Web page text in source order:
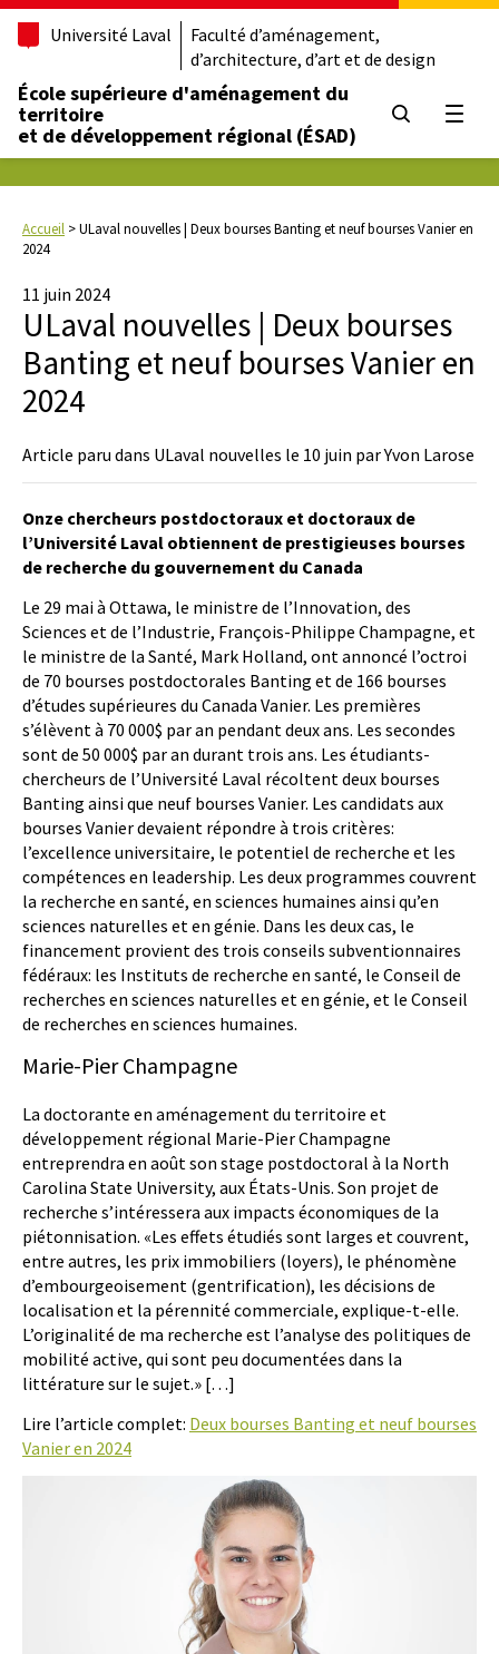
Université Laval
Faculté d’aménagement,
d’architecture, d’art et de design
École supérieure d'aménagement du
territoire
et de développement régional (ÉSAD)
Accueil >ULaval nouvelles | Deux bourses Banting et neuf bourses Vanier en
2024
11 juin 2024
ULaval nouvelles | Deux bourses
Banting et neuf bourses Vanier en
2024
Article paru dans ULaval nouvelles le 10 juin par Yvon Larose
Onze chercheurs postdoctoraux et doctoraux de
l’Université Laval obtiennent de prestigieuses bourses
de recherche du gouvernement du Canada
Le 29 mai à Ottawa, le ministre de l’Innovation, des
Sciences et de l’Industrie, François-Philippe Champagne, et
le ministre de la Santé, Mark Holland, ont annoncé l’octroi
de 70 bourses postdoctorales Banting et de 166 bourses
d’études supérieures du Canada Vanier. Les premières
s’élèvent à 70 000$ par an pendant deux ans. Les secondes
sont de 50 000$ par an durant trois ans. Les étudiants-
chercheurs de l’Université Laval récoltent deux bourses
Banting ainsi que neuf bourses Vanier. Les candidats aux
bourses Vanier devaient répondre à trois critères:
l’excellence universitaire, le potentiel de recherche et les
compétences en leadership. Les deux programmes couvrent
la recherche en santé, en sciences humaines ainsi qu’en
sciences naturelles et en génie. Dans les deux cas, le
financement provient des trois conseils subventionnaires
fédéraux: les Instituts de recherche en santé, le Conseil de
recherches en sciences naturelles et en génie, et le Conseil
de recherches en sciences humaines.
Marie-Pier Champagne
La doctorante en aménagement du territoire et
développement régional Marie-Pier Champagne
entreprendra en août son stage postdoctoral à la North
Carolina State University, aux États-Unis. Son projet de
recherche s’intéressera aux impacts économiques de la
piétonnisation. «Les effets étudiés sont larges et couvrent,
entre autres, les prix immobiliers (loyers), le phénomène
d’embourgeoisement (gentrification), les décisions de
localisation et la pérennité commerciale, explique-t-elle.
L’originalité de ma recherche est l’analyse des politiques de
mobilité active, qui sont peu documentées dans la
littérature sur le sujet.» […]
Lire l’article complet: Deux bourses Banting et neuf bourses
Vanier en 2024